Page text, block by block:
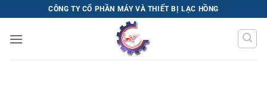
qua
nội
CÔNG TY CỔ PHẦN MÁY VÀ THIẾT BỊ LẠC HỒNG